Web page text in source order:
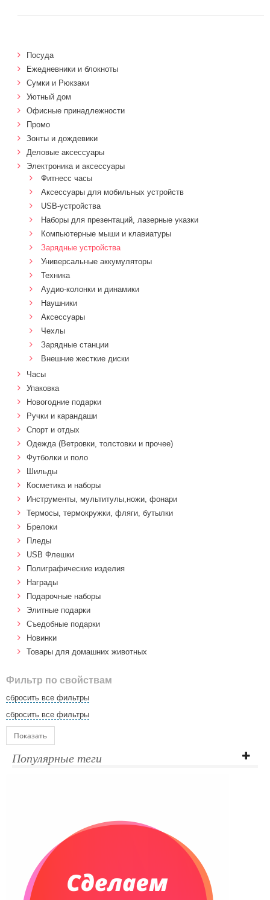
Посуда
Ежедневники и блокноты
Сумки и Рюкзаки
Уютный дом
Офисные принадлежности
Промо
Зонты и дождевики
Деловые аксессуары
Электроника и аксессуары
Фитнесс часы
Аксессуары для мобильных устройств
USB-устройства
Наборы для презентаций, лазерные указки
Компьютерные мыши и клавиатуры
Зарядные устройства
Универсальные аккумуляторы
Техника
Аудио-колонки и динамики
Наушники
Аксессуары
Чехлы
Зарядные станции
Внешние жесткие диски
Часы
Упаковка
Новогодние подарки
Ручки и карандаши
Спорт и отдых
Одежда (Ветровки, толстовки и прочее)
Футболки и поло
Шильды
Косметика и наборы
Инструменты, мультитулы,ножи, фонари
Термосы, термокружки, фляги, бутылки
Брелоки
Пледы
USB Флешки
Полиграфические изделия
Награды
Подарочные наборы
Элитные подарки
Cъедобные подарки
Новинки
Товары для домашних животных
Фильтр по свойствам
сбросить все фильтры
сбросить все фильтры
Показать
Популярные теги